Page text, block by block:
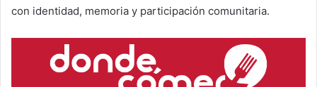
con identidad, memoria y participación comunitaria.